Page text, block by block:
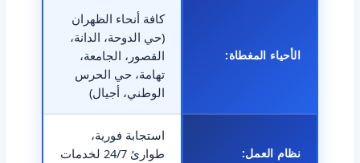
الأحياء المغطاة:
كافة أنحاء الظهران
(حي الدوحة، الدانة،
القصور، الجامعة،
تهامة، حي الحرس
الوطني، أجيال)
نظام العمل:
استجابة فورية،
طوارئ 24/7 لخدمات